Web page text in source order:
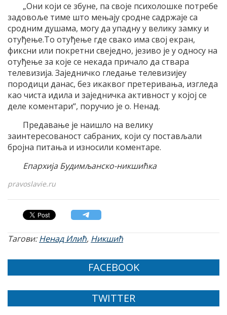
„Они који се збуне, па своје психолошке потребе
задовоље тиме што мењају сродне садржаје са
сродним душама, могу да упадну у велику замку и
отуђење.То отуђење где свако има свој екран,
фиксни или покретни свеједно, језиво је у односу на
отуђење за које се некада причало да ствара
телевизија. Заједничко гледање телевизијеу
породици данас, без икаквог претеривања, изгледа
као чиста идила и заједничка активност у којој се
деле коментари“, поручио је о. Ненад.
Предавање је наишло на велику
заинтересованост сабраних, који су постављали
бројна питања и износили коментаре.
Епархија Будимљанско-никшићка
pravoslavie.ru
Тагови:Ненад Илић, Никшић
FACEBOOK
TWITTER